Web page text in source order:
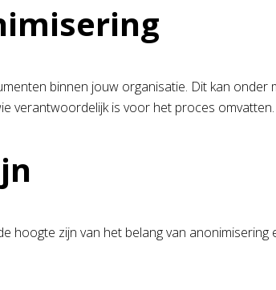
binnen jouw organisatie. Dit kan
verantwoordelijk is voor het proces omvatten.
zijn van het belang van